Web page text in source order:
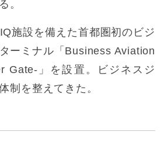
。
施設を備えた首都圏初のビジ
ーミナル「Business Aviation
Gate-」を設置。ビジネスジ
制を整えてきた。